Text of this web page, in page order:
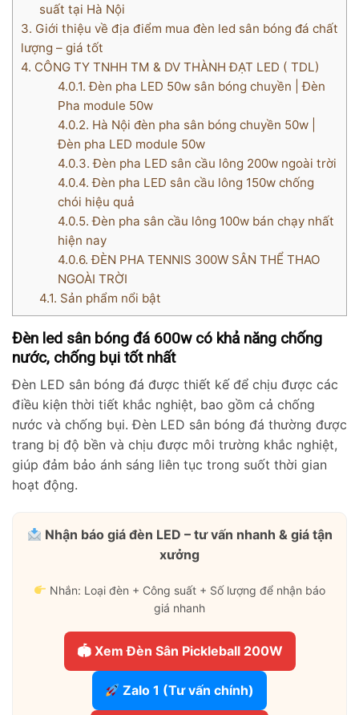
suất tại Hà Nội
3. Giới thiệu về địa điểm mua đèn led sân bóng đá chất
lượng – giá tốt
4. CÔNG TY TNHH TM & DV THÀNH ĐẠT LED ( TDL)
4.0.1. Đèn pha LED 50w sân bóng chuyền | Đèn
Pha module 50w
4.0.2. Hà Nội đèn pha sân bóng chuyền 50w |
Đèn pha LED module 50w
4.0.3. Đèn pha LED sân cầu lông 200w ngoài trời
4.0.4. Đèn pha LED sân cầu lông 150w chống
chói hiệu quả
4.0.5. Đèn pha sân cầu lông 100w bán chạy nhất
hiện nay
4.0.6. ĐÈN PHA TENNIS 300W SÂN THỂ THAO
NGOÀI TRỜI
4.1. Sản phẩm nổi bật
Đèn led sân bóng đá 600w có khả năng chống
nước, chống bụi tốt nhất
Đèn LED sân bóng đá được thiết kế để chịu được các
điều kiện thời tiết khắc nghiệt, bao gồm cả chống
nước và chống bụi. Đèn LED sân bóng đá thường được
trang bị độ bền và chịu được môi trường khắc nghiệt,
giúp đảm bảo ánh sáng liên tục trong suốt thời gian
hoạt động.
Nhận báo giá đèn LED – tư vấn nhanh & giá tận
xưởng
Nhắn: Loại đèn + Công suất + Số lượng để nhận báo
giá nhanh
🏟 Xem Đèn Sân Pickleball 200W
Zalo 1 (Tư vấn chính)